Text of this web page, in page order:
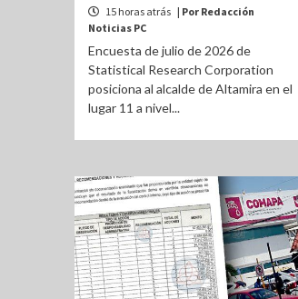
15 horas atrás | Por Redacción
Noticias PC
Encuesta de julio de 2026 de
Statistical Research Corporation
posiciona al alcalde de Altamira en el
lugar 11 a nivel...